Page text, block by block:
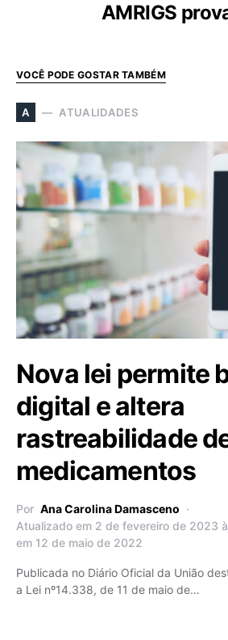
AMRIGS
VOCÊ PODE GOSTAR TAMBÉM
A ATUALIDADES
Nova lei permite
digital e altera
rastreabilidade
medicamentos
Por Ana Carolina Damasceno
Atualizado em 2 de fevereiro de 2023
em 12 de maio de 2022
Publicada no Diário Oficial da União
a Lei nº14.338, de 11 de maio de…